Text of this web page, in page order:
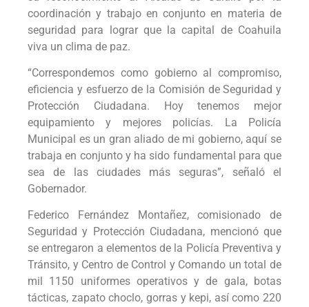
coordinación y trabajo en conjunto en materia de
seguridad para lograr que la capital de Coahuila
viva un clima de paz.
“Correspondemos como gobierno al compromiso,
eficiencia y esfuerzo de la Comisión de Seguridad y
Protección Ciudadana. Hoy tenemos mejor
equipamiento y mejores policías. La Policía
Municipal es un gran aliado de mi gobierno, aquí se
trabaja en conjunto y ha sido fundamental para que
sea de las ciudades más seguras”, señaló el
Gobernador.
Federico Fernández Montañez, comisionado de
Seguridad y Protección Ciudadana, mencionó que
se entregaron a elementos de la Policía Preventiva y
Tránsito, y Centro de Control y Comando un total de
mil 1150 uniformes operativos y de gala, botas
tácticas, zapato choclo, gorras y kepi, así como 220